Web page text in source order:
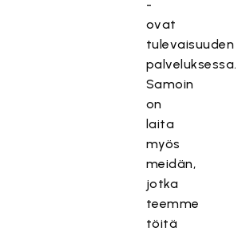
-
ovat
tulevaisuuden
palveluksessa.
Samoin
on
laita
myös
meidän,
jotka
teemme
töitä